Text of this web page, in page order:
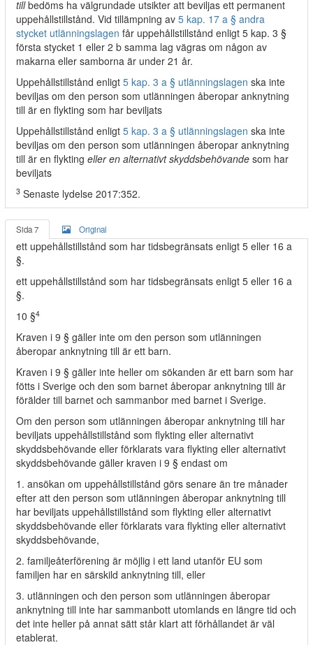
tillbedöms ha välgrundade utsikter att beviljas ett permanent
uppehållstillstånd. Vid tillämpning av 5 kap. 17 a § andra
stycket utlänningslagen får uppehållstillstånd enligt 5 kap. 3 §
första stycket 1 eller 2 b samma lag vägras om någon av
makarna eller samborna är under 21 år.
Uppehållstillstånd enligt 5 kap. 3 a § utlänningslagen ska inte
beviljas om den person som utlänningen åberopar anknytning
till är en flykting som har beviljats
Uppehållstillstånd enligt 5 kap. 3 a § utlänningslagen ska inte
beviljas om den person som utlänningen åberopar anknytning
till är en flykting eller en alternativt skyddsbehövande som har
beviljats
3 Senaste lydelse 2017:352.
Sida 7 Original
ett uppehållstillstånd som har tidsbegränsats enligt 5 eller 16 a
§.
ett uppehållstillstånd som har tidsbegränsats enligt 5 eller 16 a
§.
10 §4
Kraven i 9 § gäller inte om den person som utlänningen
åberopar anknytning till är ett barn.
Kraven i 9 § gäller inte heller om sökanden är ett barn som har
fötts i Sverige och den som barnet åberopar anknytning till är
förälder till barnet och sammanbor med barnet i Sverige.
Om den person som utlänningen åberopar anknytning till har
beviljats uppehållstillstånd som flykting eller alternativt
skyddsbehövande eller förklarats vara flykting eller alternativt
skyddsbehövande gäller kraven i 9 § endast om
1. ansökan om uppehållstillstånd görs senare än tre månader
efter att den person som utlänningen åberopar anknytning till
har beviljats uppehållstillstånd som flykting eller alternativt
skyddsbehövande eller förklarats vara flykting eller alternativt
skyddsbehövande,
2. familjeåterförening är möjlig i ett land utanför EU som
familjen har en särskild anknytning till, eller
3. utlänningen och den person som utlänningen åberopar
anknytning till inte har sammanbott utomlands en längre tid och
det inte heller på annat sätt står klart att förhållandet är väl
etablerat.